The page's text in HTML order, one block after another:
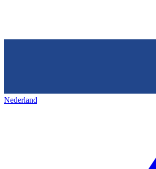
Nederland